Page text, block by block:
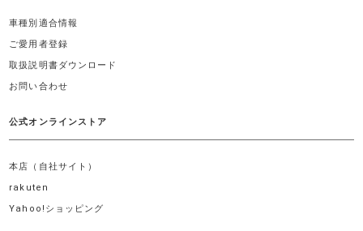
車種別適合情報
ご愛用者登録
取扱説明書ダウンロード
お問い合わせ
公式オンラインストア
本店（自社サイト）
rakuten
Yahoo!ショッピング